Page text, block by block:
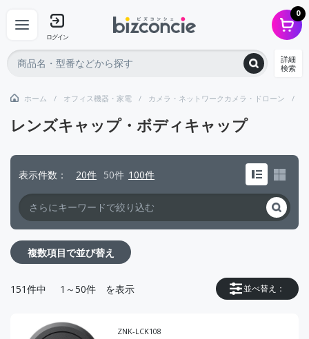
ログイン
0
詳細
検索
ホーム オフィス機器・家電 カメラ・ネットワークカメラ・ドローン
レンズキャップ・ボディキャップ
表示件数 20件 50件 100件
複数項目で並び替え
並べ替え：
151件中 1～50件 を表示
ZNK-LCK108